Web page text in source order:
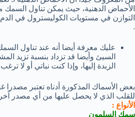
الأحماض الدهنية، حيث يمكن تناول
التوازن في مستويات الكوليسترول في
.
السيئ وأيضا قد تزداد بنسبة تزيد
الزبدة إليها، وإذا كنت نباتي أو
للقلب الذي لا يحصل عليها من أي مصدر
الأنواع :
سمك السلمون